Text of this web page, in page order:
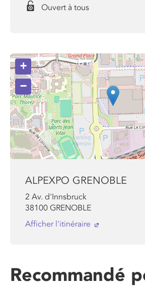
Ouvert à tous
+
−
ALPEXPO GRENOBLE
2 Av. d'Innsbruck
38100 GRENOBLE
Afficher l'itinéraire
Recommandé